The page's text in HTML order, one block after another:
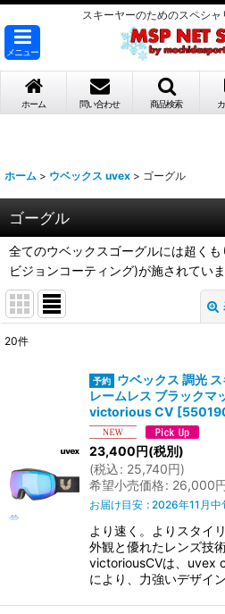
スキーヤーのためのスペシ
メニュー
ホーム 問い合わせ 商品検索
ホーム > ウベックス uvex > ゴーグル
ゴーグル
全てのウベックスゴーグルには超く
ビジョンコーティング)が施されていま
絞り込む
20件
ウベックス 調光
レームレス ブラック
victorious CV [
23,400円(税別)
(税込: 25,740円)
希望小売価格: 26,000
お届け目安 : 2026年11月中
より速く。よりスタイ
外観と優れたレンズ技
victoriousCVは、uvex
により、力強いデザイ